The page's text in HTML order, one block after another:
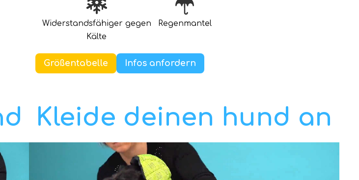
Widerstandsfähiger gegen
Kälte
Regenmantel
Größentabelle Infos anfordern
Kleide deinen hund an